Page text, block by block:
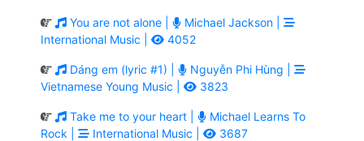
You are not alone |
Michael Jackson |
International Music |
4052
Dáng em (lyric #1) |
Nguyễn Phi Hùng |
Vietnamese Young Music |
3823
Take me to your heart |
Michael Learns To
Rock |
International Music | 3687